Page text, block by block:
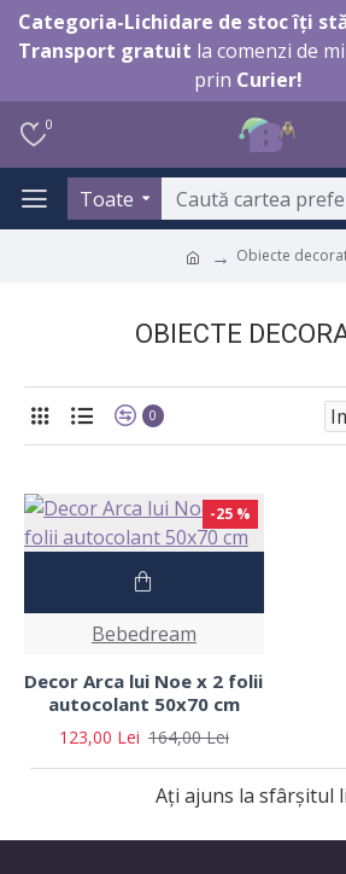
Categoria-Lichidare de stoc îți
Transport gratuit la comenzi de
prin Curier!
0
Toate
Obiecte
OBIECTE
0
-25 %
Bebedream
Decor Arca lui Noe x 2 folii
autocolant 50x70 cm
123,00 Lei 164,00 Lei
Ați ajuns la sfârșitul